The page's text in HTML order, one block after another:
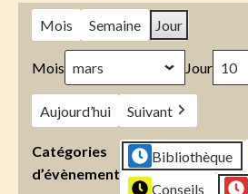
Mois Semaine Jour
Mois Jour
Aujourd’hui Suivant
Catégories
d’évènement
Bibliothèque
Conseils